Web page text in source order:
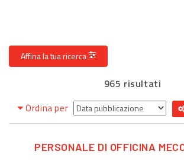
Affina la tua ricerca
965 risultati
Ordina per